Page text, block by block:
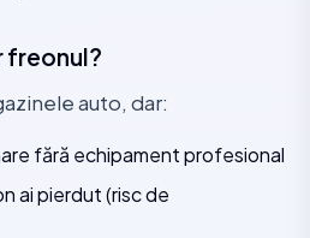
freonul?
auto, dar:
fără echipament profesional
ai pierdut (risc de